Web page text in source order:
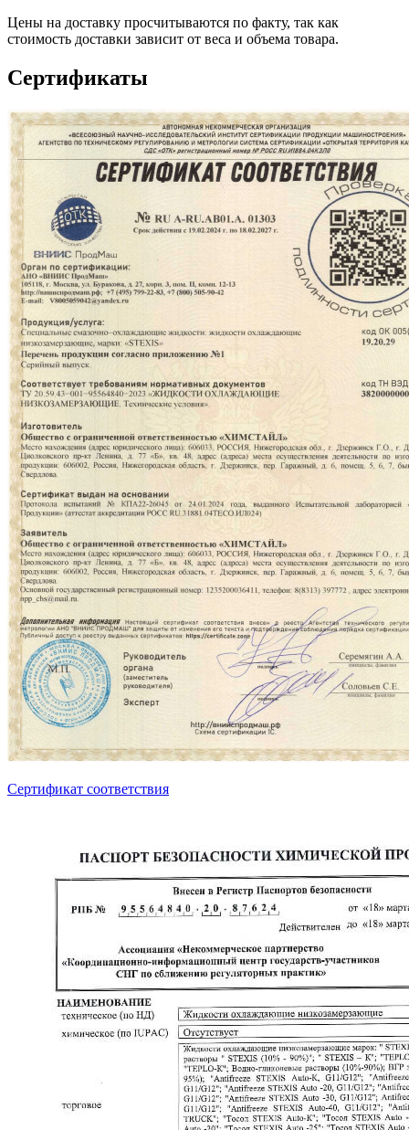
Цены на доставку просчитываются по факту, так как
стоимость доставки зависит от веса и объема товара.
Сертификаты
Сертификат соответствия